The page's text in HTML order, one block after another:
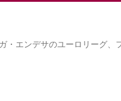
・エンデサのユーロリーグ、